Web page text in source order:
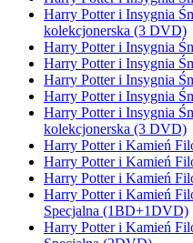
Harry Potter i Insygnia
kolekcjonerska (3 DVD)
Harry Potter i Insygnia
Harry Potter i Insygnia
Harry Potter i Insygnia
Harry Potter i Insygnia
Harry Potter i Insygnia
kolekcjonerska (3 DVD)
Harry Potter i Kamień
Harry Potter i Kamień
Harry Potter i Kamień
Harry Potter i Kamień
Specjalna (1BD+1DVD)
Harry Potter i Kamień